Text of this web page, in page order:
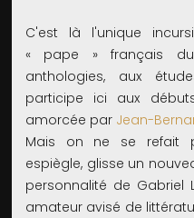
C'est là l'unique
« pape » français
anthologies, aux
participe ici aux
amorcée par Jean-
Mais on ne se refait
espiègle, glisse un
personnalité de Gabriel
amateur avisé de